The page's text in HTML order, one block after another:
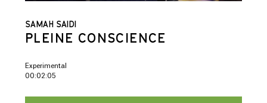
SAMAH SAIDI
PLEINE CONSCIENCE
Experimental
00:02:05